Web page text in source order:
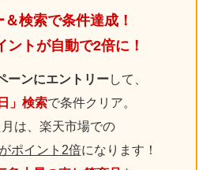
検索で条件達成！
ントが自動で2倍に！
ーンにエントリーして、
」検索で条件クリア。
は、楽天市場での
ポイント2倍になります！